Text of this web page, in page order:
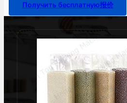
Получить бесплатную报价